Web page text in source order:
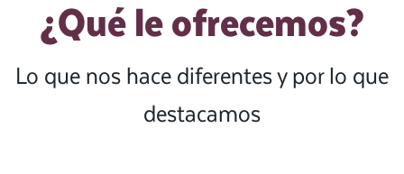
¿Qué le ofrecemos?
Lo que nos hace diferentes y por lo que
destacamos